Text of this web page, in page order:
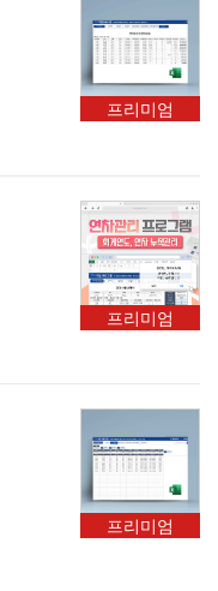
프리미엄
프리미엄
프리미엄